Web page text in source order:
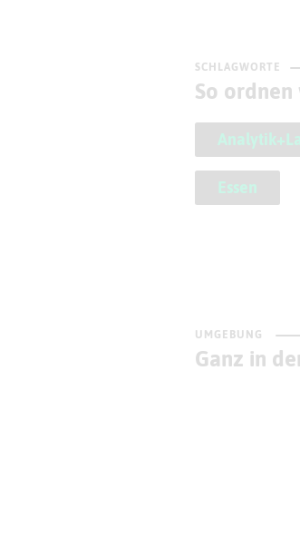
SCHLAGWORTE
So
Essen
UMGEBUNG
Ganz in